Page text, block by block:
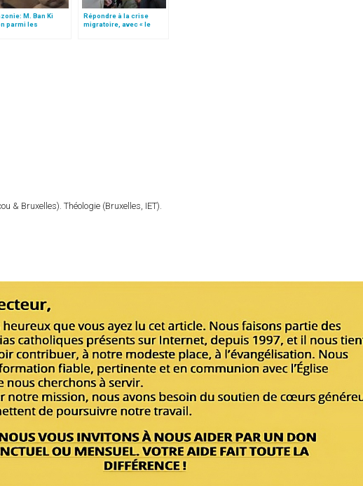
M. Ban Ki
parmi les
Répondre à la crise
migratoire, avec « le
& Bruxelles). Théologie (Bruxelles, IET).